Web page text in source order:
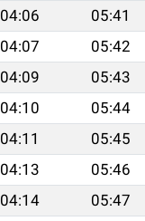
04:06 05:41
04:07 05:42
04:09 05:43
04:10 05:44
04:11 05:45
04:13 05:46
04:14 05:47